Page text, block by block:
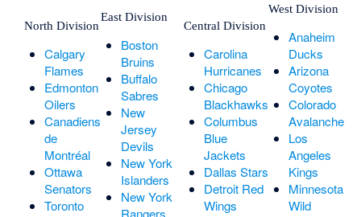
North Division
Calgary
Flames
Edmonton
Oilers
Canadiens
de
Montréal
Ottawa
Senators
Toronto
East Division
Boston
Bruins
Buffalo
Sabres
New
Jersey
Devils
New York
Islanders
New York
Rangers
Central Division
Carolina
Hurricanes
Chicago
Blackhawks
Columbus
Blue
Jackets
Dallas Stars
Detroit Red
Wings
West Division
Anaheim
Ducks
Arizona
Coyotes
Colorado
Avalanche
Los
Angeles
Kings
Minnesota
Wild